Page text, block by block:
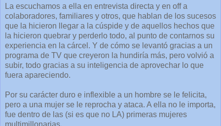
La escuchamos a ella en entrevista directa y en off a
colaboradores, familiares y otros, que hablan de los sucesos
que la hicieron llegar a la cúspide y de aquellos hechos que
la hicieron quebrar y perderlo todo, al punto de contarnos su
experiencia en la cárcel. Y de cómo se levantó gracias a un
programa de TV que creyeron la hundiría más, pero volvió a
subir, todo gracias a su inteligencia de aprovechar lo que
fuera apareciendo.
Por su carácter duro e inflexible a un hombre se le felicita,
pero a una mujer se le reprocha y ataca. A ella no le importa,
fue dentro de las (si es que no LA) primeras mujeres